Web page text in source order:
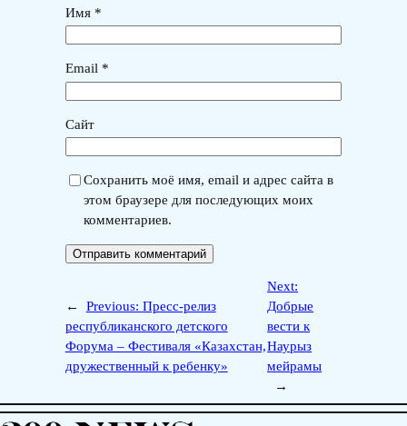
Имя *
Email *
Сайт
Сохранить моё имя, email и адрес сайта в
этом браузере для последующих моих
комментариев.
← Previous: Пресс-релиз
республиканского детского
Форума – Фестиваля «Казахстан,
дружественный к ребенку»
Next:
Добрые
вести к
Наурыз
мейрамы
→